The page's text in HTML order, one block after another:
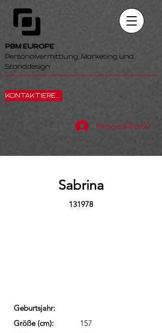
PBM EUROPE
Personalvermittlung, Marketing und
Standdesign
KONTAKTIEREN SIE UNS
Personal-Portal
Sabrina
131978
Geburtsjahr:
Größe (cm):
157